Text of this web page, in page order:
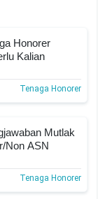
Honorer
Kalian
Tenaga Honorer
Mutlak
Non ASN
Tenaga Honorer